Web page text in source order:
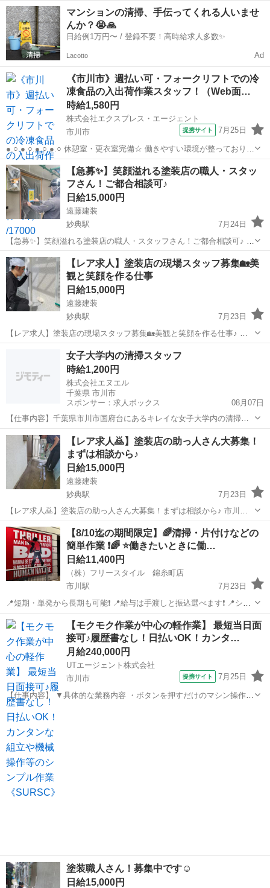
大歓迎！ 優しい先輩が真剣に向き合い丁寧に指導してくれますので や
る気があれば3ヶ月から半年でエアコン取り付け工事を1人で作業でき
るようになります。 そ...
千葉 市川市 その他
マンションの清掃、手伝ってくれる人いませ
んか？😭🙏
日給例1万円〜 / 登録不要！高時給求人多数✨
Lacotto Ad
《市川市》週払い可・フォークリフトでの冷
凍食品の入出荷作業スタッフ！（Web面…
時給1,580円
株式会社エクスプレス・エージェント
市川市
提携サイト 7月25日
●.○.●.○.●.○.●.○ 休憩室・更衣室完備☆ 働きやすい環境が整っておりま
す♪ 経験や資格を活かして 安定就業が出来る職場ですよ！
●.○.●.○.●.○.●.○ ―――――――――――――― ■業...
千葉 市川市 建築
【急募✨】笑顔溢れる塗装店の職人・スタッ
フさん！ご都合相談可♪
日給15,000円
遠藤建装
妙典駅
7月24日
【急募✨】笑顔溢れる塗装店の職人・スタッフさん！ご都合相談可♪ 市
川の塗装専門店、遠藤建装では 現場で活躍してくれるスタッフさんを
緊急募集🎵 「ちょっと挑戦してみたい」 「お金稼ぎがしたい」「スキ
ルを活かしたい」 本...
千葉 市川市 妙典駅 建築 スタッフ
【レア求人】塗装店の現場スタッフ募集🏡美
観と笑顔を作る仕事
日給15,000円
遠藤建装
妙典駅
7月23日
【レア求人】塗装店の現場スタッフ募集🏡美観と笑顔を作る仕事♪ 市
川市を中心に外壁塗装・リフォームなどを行う 遠藤建装では、下記の
条件で働ける人を求めています🎨 仕事に対して誠実・マジメで熱意が
ある人なら ぜひお問い合...
妙典駅 その他 スタッフ
女子大学内の清掃スタッフ
時給1,200円
株式会社エヌエル
千葉県 市川市
スポンサー：求人ボックス
08月07日
【仕事内容】千葉県市川市国府台にあるキレイな女子大学内の清掃を
行います。 廊下や階段、トイレなどの共用部清掃がメイン。ご家庭の
家事の延長のようなお仕事なので、経験不問で始められるお仕事で
す。 女性スタッフが活躍中の職場 家事や育児...
アルバイト・パート
【レア求人🙇‍】塗装店の助っ人さん大募集！
まずは相談から♪
日給15,000円
遠藤建装
妙典駅
7月23日
【レア求人🙇‍】塗装店の助っ人さん大募集！まずは相談から♪ 市川市
や浦安を中心に活躍する 外壁塗装・屋根塗装の専門店、遠藤建装です
🌞 現在、弊社では現場仕事を行ってくれる スタッフ・職人さんを下記
の条件で募集中☃️ ...
千葉 市川市 妙典駅 その他 助っ人
【8/10迄の期間限定】🌈清掃・片付けなどの
簡単作業 ❗🌈 ⭐働きたいときに働…
日給11,400円
（株）フリースタイル 錦糸町店
市川駅
7月23日
📍短期・単発から長期も可能❗ 📍給与は手渡しと振込選べます❗ 📍シフ
トは日勤夜勤自由なスケジューリングが可能❗ 📍経験・資格不要で初心
者も大歓迎❗ 📍大学生から40代、50代も活躍中です❗ 📍留学生も大歓迎❗
...
千葉 市川駅 建築 掲示板
【モクモク作業が中心の軽作業】 最短当日面
接可♪履歴書なし！日払いOK！カンタ…
月給240,000円
UTエージェント株式会社
市川市
提携サイト 7月25日
【仕事内容】 ▼具体的な業務内容 ・ボタンを押すだけのマシン操作
・製品にキズがないかコツコツチェックする検査 ・手のひらサイズの
製品組み立て ・できあがった製品の梱包、ラベル貼り ・材料の取り出
し、ピッキング作...
千葉 市川市
塗装職人さん！募集中です☺️
日給15,000円